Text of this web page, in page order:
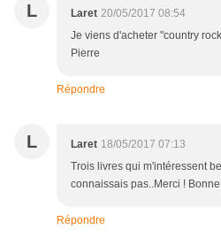
L Laret 20/05/2017 08:54
Je viens d'acheter "country
Pierre
Répondre
L Laret 18/05/2017 07:13
Trois livres qui m'intéressent
connaissais pas..Merci !
Répondre